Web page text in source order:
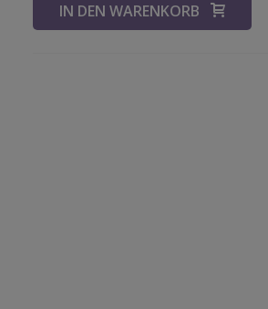
IN DEN WARENKORB